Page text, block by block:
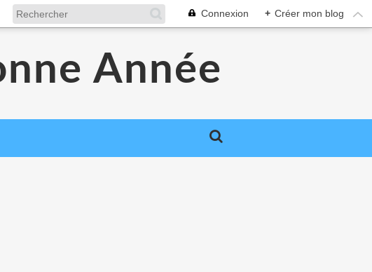
Connexion + Créer mon blog
Année